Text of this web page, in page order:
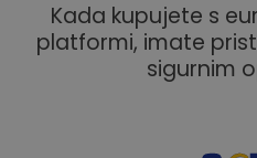
Kada kupujete s
platformi, imate
sigurnim